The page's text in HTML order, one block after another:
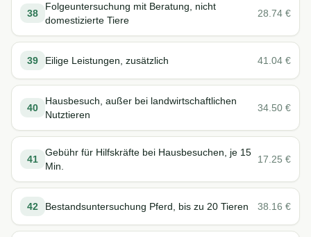
38
Folgeuntersuchung mit Beratung, nicht
domestizierte Tiere
28.74 €
39 Eilige Leistungen, zusätzlich 41.04 €
40
Hausbesuch, außer bei landwirtschaftlichen
Nutztieren
34.50 €
41
Gebühr für Hilfskräfte bei Hausbesuchen, je 15
Min.
17.25 €
42 Bestandsuntersuchung Pferd, bis zu 20 Tieren 38.16 €